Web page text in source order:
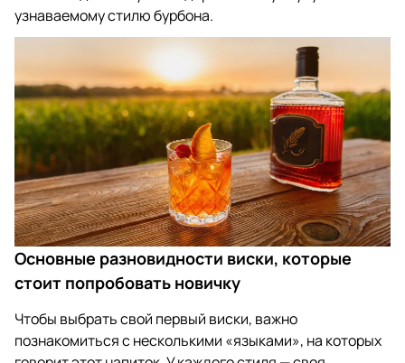
узнаваемому стилю бурбона.
Основные разновидности виски, которые
стоит попробовать новичку
Чтобы выбрать свой первый виски, важно
познакомиться с несколькими «языками», на которых